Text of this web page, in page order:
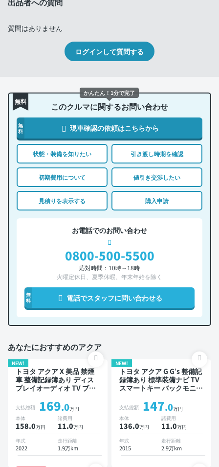
質問はありません
ログインして質問する
無料 このクルマに関するお問い合わせ
無
料
現車確認の依頼はこちらから
状態・装備を知りたい 引き渡し時期を確認
初期費用について 値引き交渉したい
見積りを表示する 購入申請
お電話でのお問い合わせ
0800-500-5500
応対時間：10時～18時
火曜定休日、夏季休暇、年末年始を除く
無
料
電話でスタッフに問い合わせる
あなたにおすすめのアクア
NEW!
トヨタ アクア X 美品 禁煙
車 整備記録簿あり ディス
プレイオーディオ TV ブラ
マートキー ETC バックモ
ニター 全方位カメラ 衝突
軽減
支払総額 169.0万円
本体
158.0万円
諸費用
11.0万円
年式
2022
走行距離
1.9万km
NEW!
トヨタ アクア G G’s 整備記
録簿あり 標準装備ナビ TV
スマートキー バックモニタ
支払総額 147.0万円
本体
136.0万円
諸費用
11.0万円
年式
2015
走行距離
2.9万km
かんたん！1分で完了